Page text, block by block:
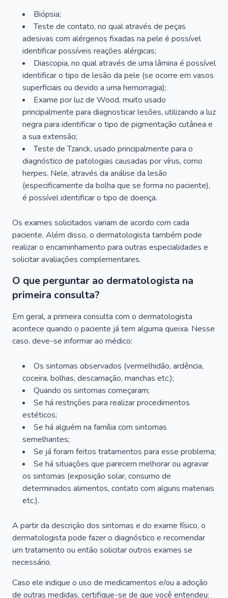
Biópsia;
Teste de contato, no qual através de peças
adesivas com alérgenos fixadas na pele é possível
identificar possíveis reações alérgicas;
Diascopia, no qual através de uma lâmina é possível
identificar o tipo de lesão da pele (se ocorre em vasos
superficiais ou devido a uma hemorragia);
Exame por luz de Wood, muito usado
principalmente para diagnosticar lesões, utilizando a luz
negra para identificar o tipo de pigmentação cutânea e
a sua extensão;
Teste de Tzanck, usado principalmente para o
diagnóstico de patologias causadas por vírus, como
herpes. Nele, através da análise da lesão
(especificamente da bolha que se forma no paciente),
é possível identificar o tipo de doença.
Os exames solicitados variam de acordo com cada
paciente. Além disso, o dermatologista também pode
realizar o encaminhamento para outras especialidades e
solicitar avaliações complementares.
O que perguntar ao dermatologista na
primeira consulta?
Em geral, a primeira consulta com o dermatologista
acontece quando o paciente já tem alguma queixa. Nesse
caso, deve-se informar ao médico:
Os sintomas observados (vermelhidão, ardência,
coceira, bolhas, descamação, manchas etc.);
Quando os sintomas começaram;
Se há restrições para realizar procedimentos
estéticos;
Se há alguém na família com sintomas
semelhantes;
Se já foram feitos tratamentos para esse problema;
Se há situações que parecem melhorar ou agravar
os sintomas (exposição solar, consumo de
determinados alimentos, contato com alguns materiais
etc.).
A partir da descrição dos sintomas e do exame físico, o
dermatologista pode fazer o diagnóstico e recomendar
um tratamento ou então solicitar outros exames se
necessário.
Caso ele indique o uso de medicamentos e/ou a adoção
de outras medidas, certifique-se de que você entendeu: